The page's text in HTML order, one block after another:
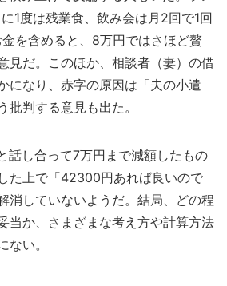
1度は残業食、飲み会は月2回で1回
を含めると、8万円ではさほど贅
見だ。このほか、相談者（妻）の借
になり、赤字の原因は「夫の小遣
批判する意見も出た。
話し合って7万円まで減額したもの
た上で「42300円あれば良いので
消していないようだ。結局、どの程
当か、さまざまな考え方や計算方法
ない。